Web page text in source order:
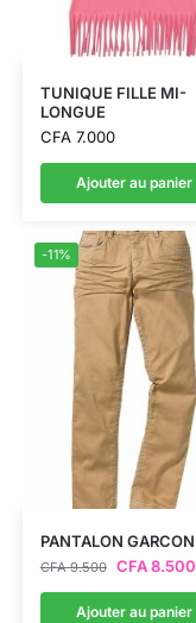
TUNIQUE FILLE MI-
LONGUE
CFA7.000
Ajouter au panier
-11%
PANTALON GARCON
CFA9.500 CFA8.500
Ajouter au panier